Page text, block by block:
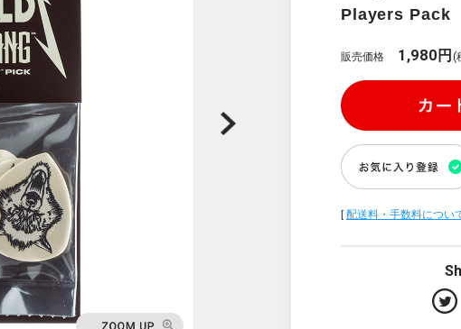
Players Pack
販売価格 1,980円 (
[配送料・手数料につい